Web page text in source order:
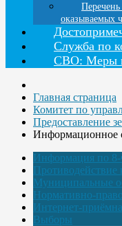
оказываемых
Служба по
СВО: Меры
Главная страница
Комитет по
Предоставление
Информационное
Информация по
Противодействие
Муниципальные
Нормативно-
Интернет-
Выборы